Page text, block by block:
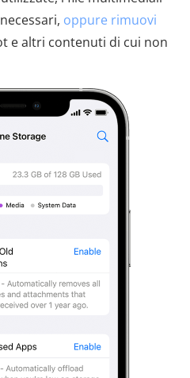
oppure rimuovi
e altri contenuti di cui non